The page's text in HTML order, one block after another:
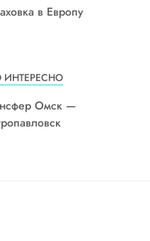
в Европу
ИНТЕРЕСНО
Омск —